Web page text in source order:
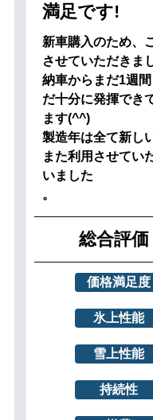
満足です!
新車購入のため、
させていただきま
納車からまだ1週
だ十分に発揮でき
ます(^^)
製造年は全て新し
また利用させてい
いました
。
総合評価
価格満足度
氷上性能
雪上性能
持続性